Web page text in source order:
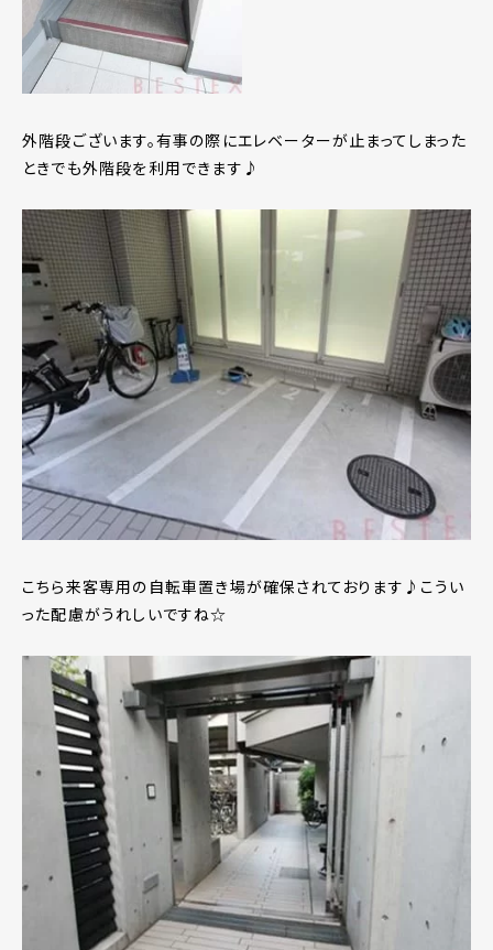
外階段ございます。有事の際にエレベーターが止まってしまった
ときでも外階段を利用できます♪
こちら来客専用の自転車置き場が確保されております♪こうい
った配慮がうれしいですね☆